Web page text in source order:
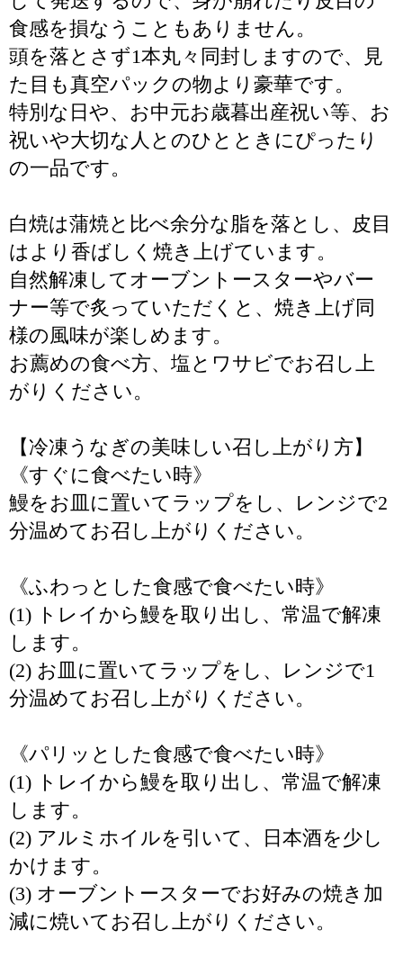
食感を損なうこともありません。
頭を落とさず1本丸々同封しますので、見
た目も真空パックの物より豪華です。
特別な日や、お中元お歳暮出産祝い等、お
祝いや大切な人とのひとときにぴったり
の一品です。
白焼は蒲焼と比べ余分な脂を落とし、皮目
はより香ばしく焼き上げています。
自然解凍してオーブントースターやバー
ナー等で炙っていただくと、焼き上げ同
様の風味が楽しめます。
お薦めの食べ方、塩とワサビでお召し上
がりください。
【冷凍うなぎの美味しい召し上がり方】
《すぐに食べたい時》
鰻をお皿に置いてラップをし、レンジで2
分温めてお召し上がりください。
《ふわっとした食感で食べたい時》
(1) トレイから鰻を取り出し、常温で解凍
します。
(2) お皿に置いてラップをし、レンジで1
分温めてお召し上がりください。
《パリッとした食感で食べたい時》
(1) トレイから鰻を取り出し、常温で解凍
します。
(2) アルミホイルを引いて、日本酒を少し
かけます。
(3) オーブントースターでお好みの焼き加
減に焼いてお召し上がりください。